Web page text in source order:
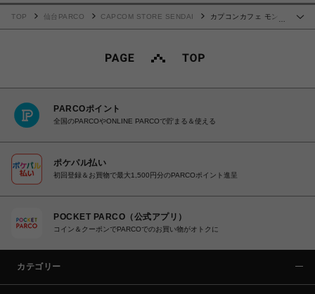
TOP 仙台PARCO CAPCOM STORE SENDAI
カプコンカフェ モンス
PARCOポイント
全国のPARCOやONLINE PARCOで貯まる＆使える
ポケパル払い
初回登録＆お買物で最大1,500円分のPARCOポイント進呈
POCKET PARCO（公式アプリ）
コイン＆クーポンでPARCOでのお買い物がオトクに
カテゴリー